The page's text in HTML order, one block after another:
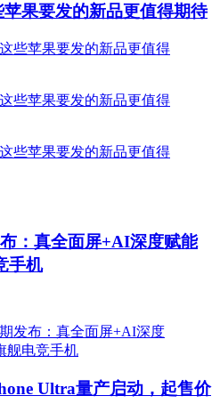
苹果要发的新品更值得期待
：真全面屏+AI深度赋能
手机
Ultra量产启动，起售价